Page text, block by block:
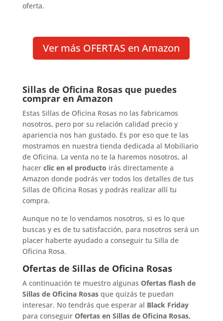
oferta.
Ver más OFERTAS en Amazon
Sillas de Oficina Rosas que puedes
comprar en Amazon
Estas Sillas de Oficina Rosas no las fabricamos
nosotros, pero por su relación calidad precio y
apariencia nos han gustado. Es por eso que te las
mostramos en nuestra tienda dedicada al Mobiliario
de Oficina. La venta no te la haremos nosotros, al
hacer clic en el producto irás directamente a
Amazon donde podrás ver todos los detalles de tus
Sillas de Oficina Rosas y podrás realizar allí tu
compra.
Aunque no te lo vendamos nosotros, si es lo que
buscas y es de tu satisfacción, para nosotros será un
placer haberte ayudado a conseguir tu Silla de
Oficina Rosa.
Ofertas de Sillas de Oficina Rosas
A continuación te muestro algunas Ofertas flash de
Sillas de Oficina Rosas que quizás te puedan
interesar. No tendrás que esperar al Black Friday
para conseguir Ofertas en Sillas de Oficina Rosas,